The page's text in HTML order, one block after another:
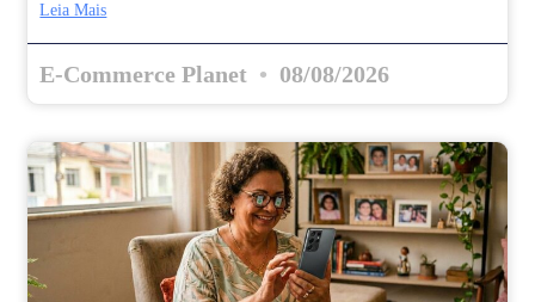
Leia Mais
E-Commerce Planet 08/08/2026